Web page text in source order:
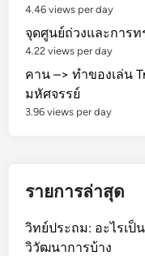
4.46 views per day
จุดศูนย์ถ่วงและการท
4.22 views per day
คาน –> ทำของเล่น
มหัศจรรย์
3.96 views per day
รายการล่าสุด
วิทย์ประถม: อะไรเป็
วิวัฒนาการบ้าง